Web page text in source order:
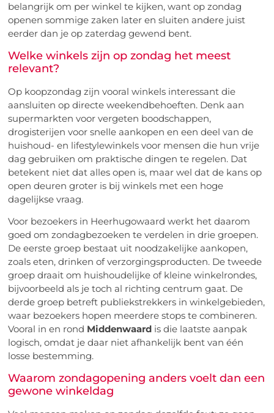
belangrijk om per winkel te kijken, want op zondag
openen sommige zaken later en sluiten andere juist
eerder dan je op zaterdag gewend bent.
Welke winkels zijn op zondag het meest
relevant?
Op koopzondag zijn vooral winkels interessant die
aansluiten op directe weekendbehoeften. Denk aan
supermarkten voor vergeten boodschappen,
drogisterijen voor snelle aankopen en een deel van de
huishoud- en lifestylewinkels voor mensen die hun vrije
dag gebruiken om praktische dingen te regelen. Dat
betekent niet dat alles open is, maar wel dat de kans op
open deuren groter is bij winkels met een hoge
dagelijkse vraag.
Voor bezoekers in Heerhugowaard werkt het daarom
goed om zondagbezoeken te verdelen in drie groepen.
De eerste groep bestaat uit noodzakelijke aankopen,
zoals eten, drinken of verzorgingsproducten. De tweede
groep draait om huishoudelijke of kleine winkelrondes,
bijvoorbeeld als je toch al richting centrum gaat. De
derde groep betreft publiekstrekkers in winkelgebieden,
waar bezoekers hopen meerdere stops te combineren.
Vooral in en rond Middenwaard is die laatste aanpak
logisch, omdat je daar niet afhankelijk bent van één
losse bestemming.
Waarom zondagopening anders voelt dan een
gewone winkeldag